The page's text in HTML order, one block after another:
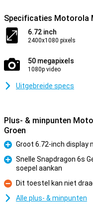
Specificaties Motorola
6.72 inch
2400x1080 pixels
50 megapixels
1080p video
Uitgebreide specs
Plus- & minpunten
Groen
Pluspunt
Groot 6.72-inch display
Pluspunt
Snelle Snapdragon 6s
soepel aankan
Minpunt
Dit toestel kan niet
Alle plus- & minpunten